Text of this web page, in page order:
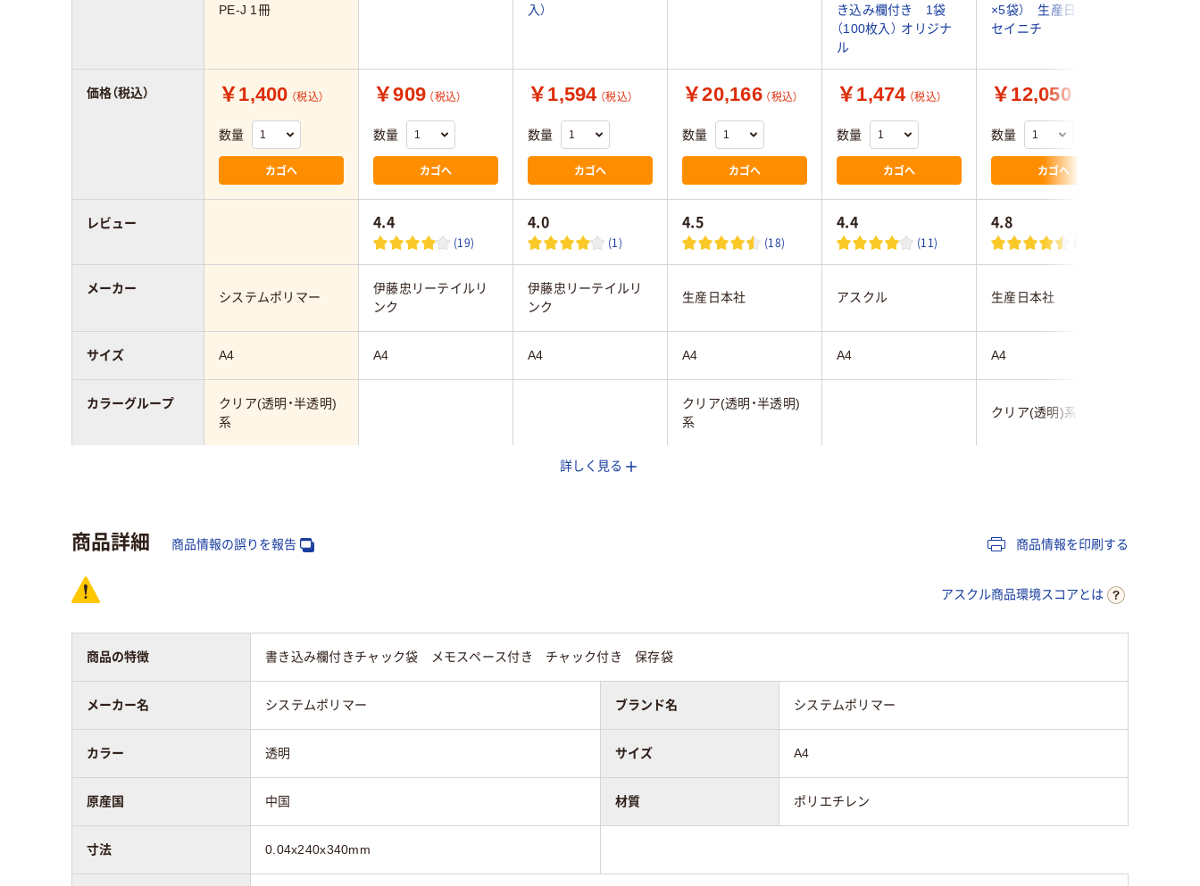
PE-J 1冊
入）
き込み欄付き 1袋
（100枚入） オリジナ
ル
×5袋） 生産日本社
セイニチ
￥1,400 （税込）
数量
カゴへ
￥909 （税込）
数量
カゴへ
￥1,594 （税込）
数量
カゴへ
￥20,166 （税込）
数量
カゴへ
￥1,474 （税込）
数量
カゴへ
￥12,050
数量
カゴへ
4.4
(19)
4.0
(1)
4.5
(18)
4.4
(11)
4.8
(6)
システムポリマー
伊藤忠リーテイルリ
ンク
伊藤忠リーテイルリ
ンク
生産日本社 アスクル 生産日本社
A4 A4 A4 A4 A4 A4
クリア(透明・半透明)
系
クリア(透明・半透明)
系
クリア(透明)系
LDPE（ツルツルタイ
価格（税込）
レビュー
メーカー
サイズ
カラーグループ
アスクル商品環境
詳しく見る
商品詳細 商品情報の誤りを報告 商品情報を印刷する
アスクル商品環境スコアとは
商品の特徴 書き込み欄付きチャック袋 メモスペース付き チャック付き 保存袋
メーカー名 システムポリマー ブランド名 システムポリマー
カラー 透明 サイズ A4
原産国 中国 材質 ポリエチレン
寸法 0.04x240x340mm